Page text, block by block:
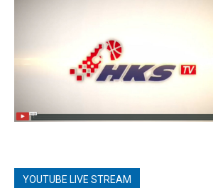
YOUTUBE LIVE STREAM